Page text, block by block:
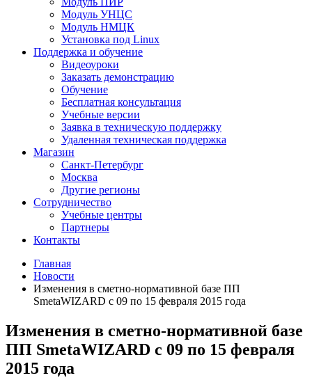
Модуль УНЦС
Модуль НМЦК
Установка под Linux
Поддержка и обучение
Видеоуроки
Заказать демонстрацию
Обучение
Бесплатная консультация
Учебные версии
Заявка в техническую поддержку
Удаленная техническая поддержка
Магазин
Санкт-Петербург
Москва
Другие регионы
Сотрудничество
Учебные центры
Партнеры
Контакты
Главная
Новости
Изменения в сметно-нормативной базе ПП
SmetaWIZARD с 09 по 15 февраля 2015 года
Изменения в сметно-нормативной базе
ПП SmetaWIZARD с 09 по 15 февраля
2015 года